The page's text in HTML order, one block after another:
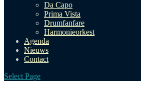
Da Capo
Prima Vista
Drumfanfare
Harmonieorkest
Agenda
Nieuws
Contact
Select Page